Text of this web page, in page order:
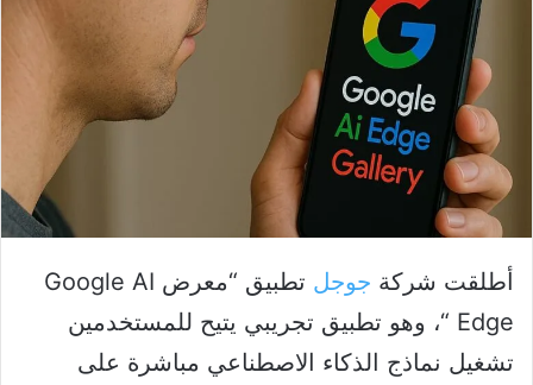
أطلقت شركة جوجل
تطبيق “معرض Google AI
Edge “، وهو تطبيق تجريبي يتيح للمستخدمين
تشغيل نماذج الذكاء الاصطناعي مباشرة على